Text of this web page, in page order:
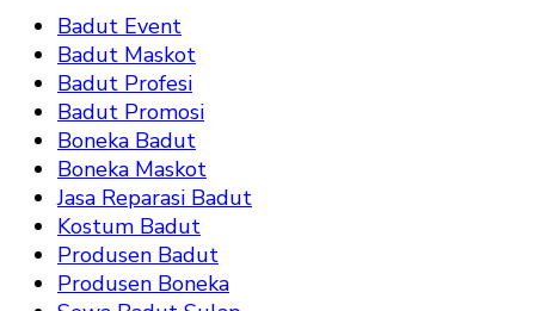
Badut Event
Badut Maskot
Badut Profesi
Badut Promosi
Boneka Badut
Boneka Maskot
Jasa Reparasi Badut
Kostum Badut
Produsen Badut
Produsen Boneka